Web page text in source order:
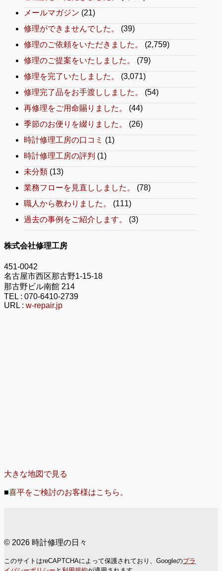
メールマガジン (21)
修理ができませんでした。
(39)
修理のご依頼をいただきました。
(2,759)
修理のご提案をいたしました。
(79)
修理を完了いたしました。
(3,071)
修理完了品をお手渡ししました。
(54)
再修理をご用命賜りました。
(44)
季節のお便りを綴りました。
(26)
時計修理工房の口コミ (1)
時計修理工房の評判 (1)
未分類 (13)
業務フローを見直ししました。
(78)
職人から教わりました。
(111)
過去の事例をご紹介します。
(3)
株式会社修理工房
451-0042
名古屋市西区那古野1-15-18
那古野ビル南館 214
TEL : 070-6410-2739
URL : w-repair.jp
大きな地図で見る
■喜平をご検討のお客様はこちら。
© 2026 時計修理の日々
このサイトはreCAPTCHAによって保護されており、Googleのプラ